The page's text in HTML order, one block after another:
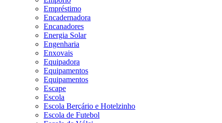
Empréstimo
Encadernadora
Encanadores
Energia Solar
Engenharia
Enxovais
Equipadora
Equipamentos
Equipamentos
Escape
Escola
Escola Berçário e Hotelzinho
Escola de Futebol